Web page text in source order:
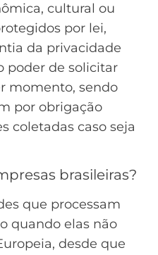
cultural ou
por lei,
da privacidade
poder de solicitar
momento, sendo
por obrigação
coletadas caso seja
brasileiras?
que processam
quando elas não
desde que